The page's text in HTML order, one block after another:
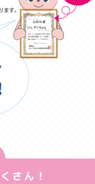
さん！